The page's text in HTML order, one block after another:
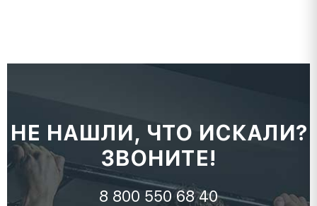
НЕ НАШЛИ, ЧТО ИСКАЛИ?
ЗВОНИТЕ!
8 800 550 68 40